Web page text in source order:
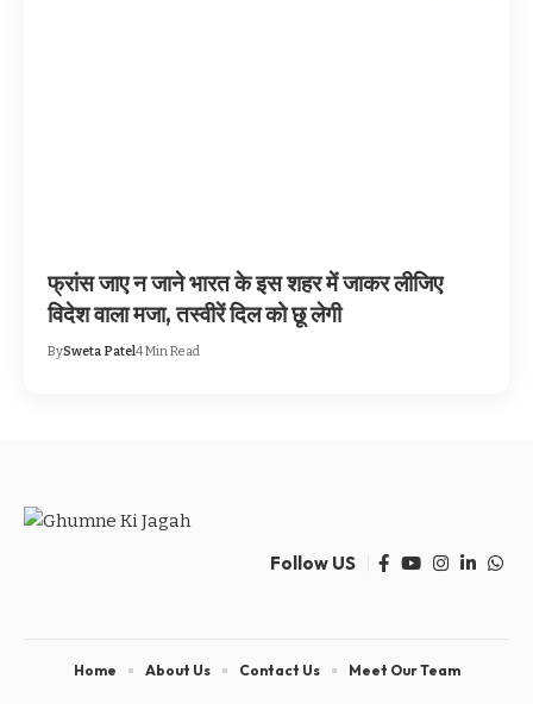
फ्रांस जाए न जाने भारत के इस शहर में जाकर लीजिए
विदेश वाला मजा, तस्वीरें दिल को छू लेगी
BySweta Patel4 Min Read
Follow US
Home About Us Contact Us Meet Our Team